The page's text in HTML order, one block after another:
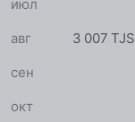
июл
3 007 TJS
авг
сен
окт